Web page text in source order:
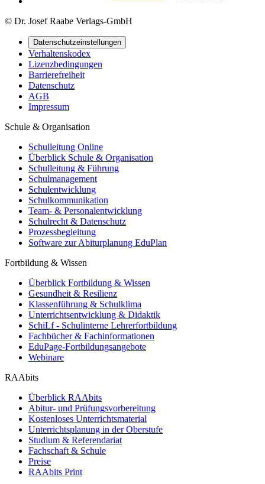
© Dr. Josef Raabe Verlags-GmbH
Datenschutzeinstellungen
Verhaltenskodex
Lizenzbedingungen
Barrierefreiheit
Datenschutz
AGB
Impressum
Schule & Organisation
Schulleitung Online
Überblick Schule & Organisation
Schulleitung & Führung
Schulmanagement
Schulentwicklung
Schulkommunikation
Team- & Personalentwicklung
Schulrecht & Datenschutz
Prozessbegleitung
Software zur Abiturplanung EduPlan
Fortbildung & Wissen
Überblick Fortbildung & Wissen
Gesundheit & Resilienz
Klassenführung & Schulklima
Unterrichtsentwicklung & Didaktik
SchiLf - Schulinterne Lehrerfortbildung
Fachbücher & Fachinformationen
EduPage-Fortbildungsangebote
Webinare
RAAbits
Überblick RAAbits
Abitur- und Prüfungsvorbereitung
Kostenloses Unterrichtsmaterial
Unterrichtsplanung in der Oberstufe
Studium & Referendariat
Fachschaft & Schule
Preise
RAAbits Print